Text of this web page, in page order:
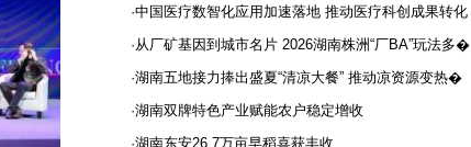
·中国医疗数智化应用加速落地 推动医疗科创成果转化
·从厂矿基因到城市名片 2026湖南株洲“厂BA”玩法多�
·湖南五地接力捧出盛夏“清凉大餐” 推动凉资源变热�
·湖南双牌特色产业赋能农户稳定增收
·湖南东安26.7万亩早稻喜获丰收